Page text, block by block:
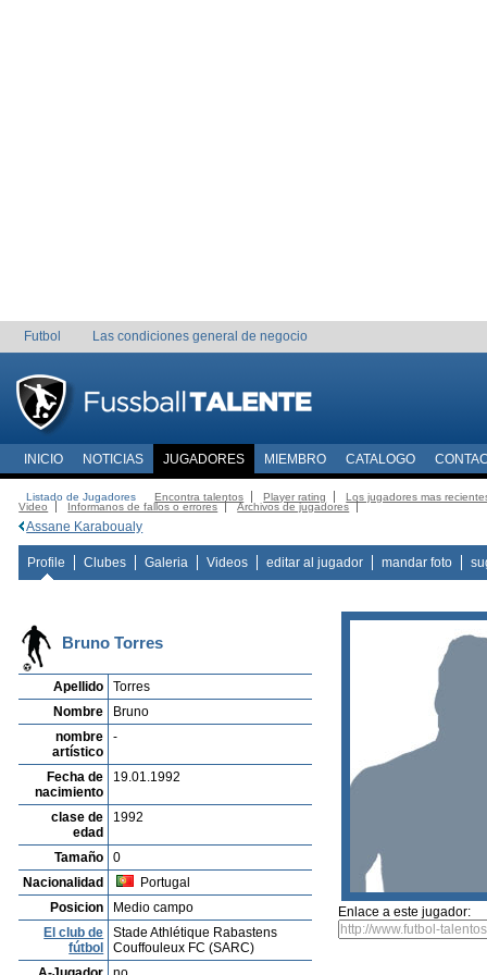
Futbol Las condiciones general de negocio
INICIO NOTICIAS JUGADORES MIEMBRO CATALOGO
Listado de Jugadores Encontra talentos Player rating
Los jugadores mas
Video
Informanos de fallos o errores Archivos de jugadores
Assane Karaboualy
Profile Clubes Galeria Videos editar al jugador mandar foto
Bruno Torres
Apellido
Torres
Nombre
Bruno
nombre
artístico
-
Fecha de
nacimiento
19.01.1992
clase de
edad
1992
Tamaño
0
Nacionalidad
Portugal
Posicion
Medio campo
El club de
fútbol
Stade Athlétique Rabastens
Couffouleux FC (SARC)
Enlace a este jugador: